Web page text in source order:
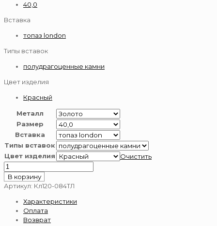
40,0
Вставка
топаз london
Типы вставок
полудрагоценные камни
Цвет изделия
Красный
Металл
Размер
Вставка
Типы вставок
Цвет изделия
Очистить
Количество
товара
Золотое
пробы
В корзину
Артикул: Кл120-084ТЛ
Характеристики
Оплата
Возврат